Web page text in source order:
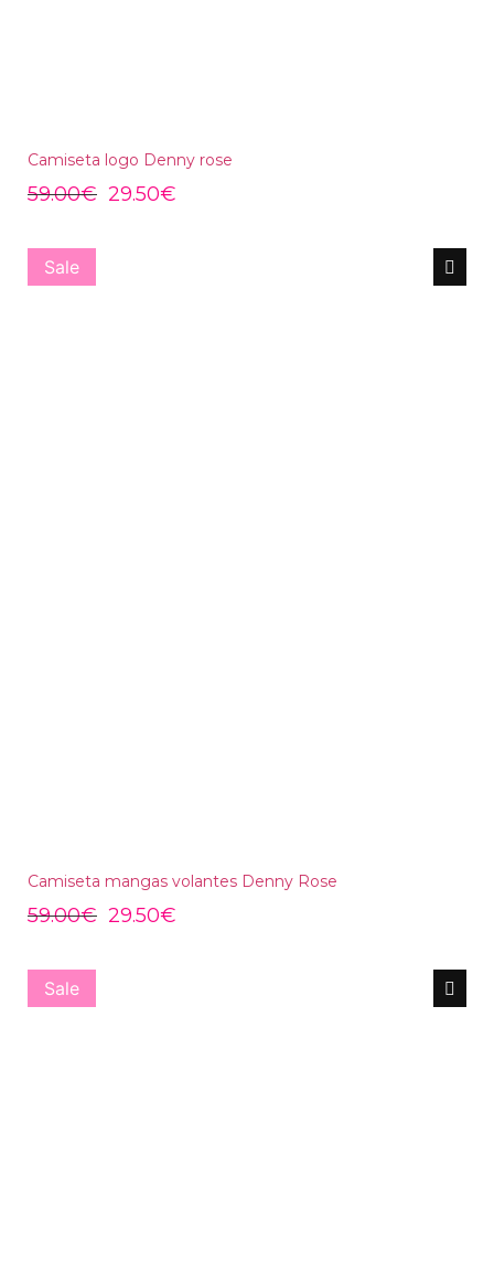
Camiseta logo Denny rose
59.00€ 29.50€
Sale
Camiseta mangas volantes Denny Rose
59.00€ 29.50€
Sale